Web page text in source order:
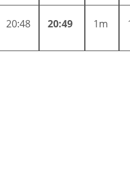
20:48 20:49 1m